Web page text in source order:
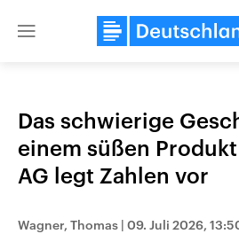
Close
Themen
Das schwierige
einem süßen
AG legt Zahlen vor
Wagner, Thomas | 09. Juli 2026,